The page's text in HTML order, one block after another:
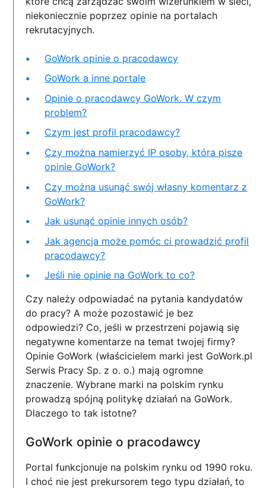
niekoniecznie poprzez opinie na portalach
rekrutacyjnych.
GoWork opinie o pracodawcy
GoWork a inne portale
Opinie o pracodawcy GoWork. W czym
problem?
Czym jest profil pracodawcy?
Czy można namierzyć IP osoby, która pisze
opinie GoWork?
Czy można usunąć swój własny komentarz z
GoWork?
Jak usunąć opinie innych osób?
Jak agencja może pomóc ci prowadzić profil
pracodawcy?
Jeśli nie opinie na GoWork to co?
Czy należy odpowiadać na pytania kandydatów
do pracy? A może pozostawić je bez
odpowiedzi? Co, jeśli w przestrzeni pojawią się
negatywne komentarze na temat twojej firmy?
Opinie GoWork (właścicielem marki jest GoWork.pl
Serwis Pracy Sp. z o. o.) mają ogromne
znaczenie. Wybrane marki na polskim rynku
prowadzą spójną politykę działań na GoWork.
Dlaczego to tak istotne?
GoWork opinie o pracodawcy
Portal funkcjonuje na polskim rynku od 1990 roku.
I choć nie jest prekursorem tego typu działań, to